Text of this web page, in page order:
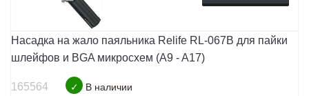
Насадка на жало паяльника Relife RL-067В для пайки
шлейфов и BGA микросхем (A9 - A17)
165564 ✓ В наличии